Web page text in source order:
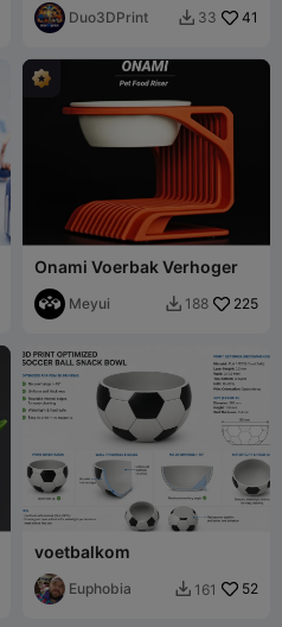
Duo3DPrint  33 41
Onami Voerbak Verhoger
Meyui  188 225
voetbalkom
Euphobia  161 52